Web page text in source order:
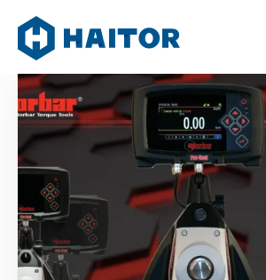
content
AJANKOHTAISTA